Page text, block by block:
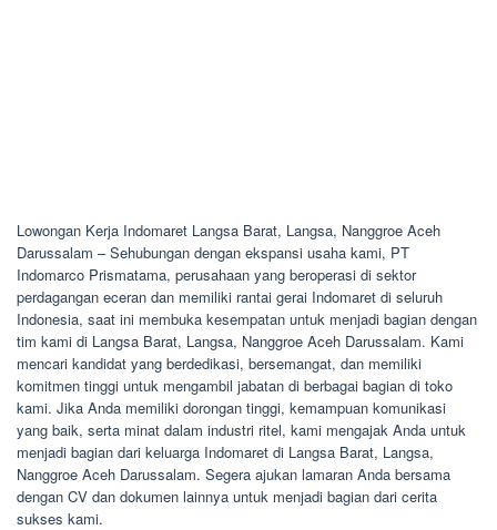
Lowongan Kerja Indomaret Langsa Barat, Langsa, Nanggroe Aceh
Darussalam – Sehubungan dengan ekspansi usaha kami, PT
Indomarco Prismatama, perusahaan yang beroperasi di sektor
perdagangan eceran dan memiliki rantai gerai Indomaret di seluruh
Indonesia, saat ini membuka kesempatan untuk menjadi bagian dengan
tim kami di Langsa Barat, Langsa, Nanggroe Aceh Darussalam. Kami
mencari kandidat yang berdedikasi, bersemangat, dan memiliki
komitmen tinggi untuk mengambil jabatan di berbagai bagian di toko
kami. Jika Anda memiliki dorongan tinggi, kemampuan komunikasi
yang baik, serta minat dalam industri ritel, kami mengajak Anda untuk
menjadi bagian dari keluarga Indomaret di Langsa Barat, Langsa,
Nanggroe Aceh Darussalam. Segera ajukan lamaran Anda bersama
dengan CV dan dokumen lainnya untuk menjadi bagian dari cerita
sukses kami.